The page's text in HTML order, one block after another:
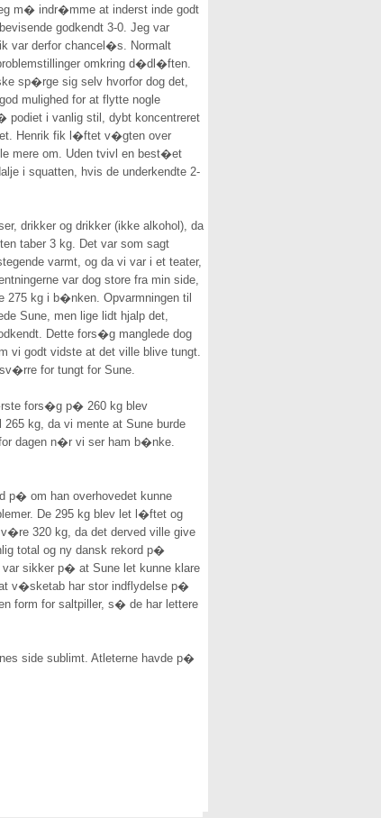
m� indr�mme at inderst inde godt
godkendt 3-0. Jeg var
var derfor chancel�s. Normalt
omkring d�dl�ften.
sp�rge sig selv hvorfor dog det,
mulighed for at flytte nogle
podiet i vanlig stil, dybt koncentreret
Henrik fik l�ftet v�gten over
mere om. Uden tvivl en best�et
i squatten, hvis de underkendte 2-
drikker og drikker (ikke alkohol), da
taber 3 kg. Det var som sagt
varmt, og da vi var i et teater,
var dog store fra min side,
275 kg i b�nken. Opvarmningen til
Sune, men lige lidt hjalp det,
Dette fors�g manglede dog
vi godt vidste at det ville blive tungt.
for tungt for Sune.
fors�g p� 260 kg blev
kg, da vi mente at Sune burde
dagen n�r vi ser ham b�nke.
p� om han overhovedet kunne
De 295 kg blev let l�ftet og
320 kg, da det derved ville give
total og ny dansk rekord p�
sikker p� at Sune let kunne klare
v�sketab har stor indflydelse p�
form for saltpiller, s� de har lettere
side sublimt. Atleterne havde p�